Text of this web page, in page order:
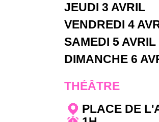
JEUDI 3 AVRIL
VENDREDI 4
SAMEDI 5 AVRIL
DIMANCHE 6
THÉÂTRE
PLACE DE